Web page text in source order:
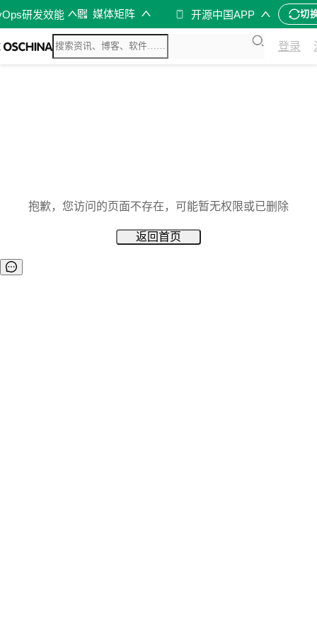
研发效能 媒体矩阵 开源中国APP 切
登录
抱歉，您访问的页面不存在，可能暂无权限或已删除
返回首页